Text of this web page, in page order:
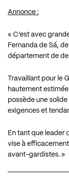
Annonce :
« C’est avec
Fernanda de Sá,
département de
Travaillant pour le
hautement
possède une
exigences et
En tant que leader
vise à
avant-gardistes. »